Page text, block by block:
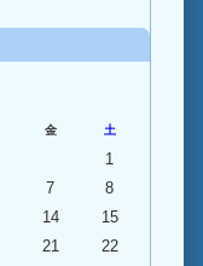
金 土
1
7
8
14
15
21
22